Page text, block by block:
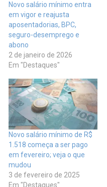
Novo salário mínimo entra
em vigor e reajusta
aposentadorias, BPC,
seguro-desemprego e
abono
2 de janeiro de 2026
Em "Destaques"
Novo salário mínimo de R$
1.518 começa a ser pago
em fevereiro; veja o que
mudou
3 de fevereiro de 2025
Em "Destaques"